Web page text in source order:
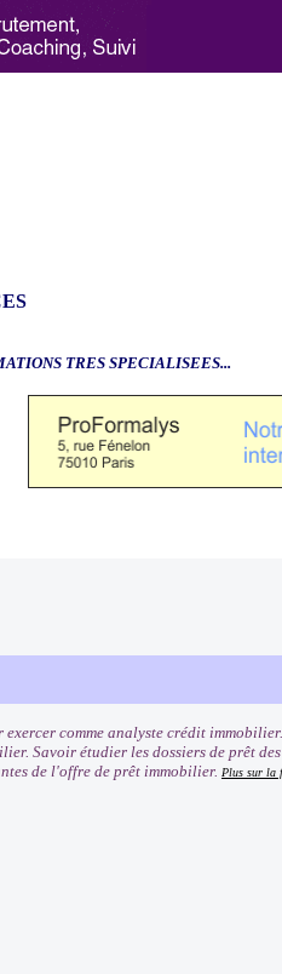
TRES SPECIALISEES...
exercer comme analyste crédit
Savoir étudier les dossiers de prêt
de l'offre de prêt immobilier. Plus sur la